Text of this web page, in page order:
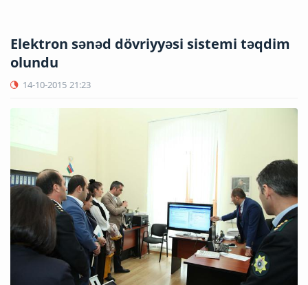
Elektron sənəd dövriyyəsi sistemi təqdim
olundu
14-10-2015 21:23